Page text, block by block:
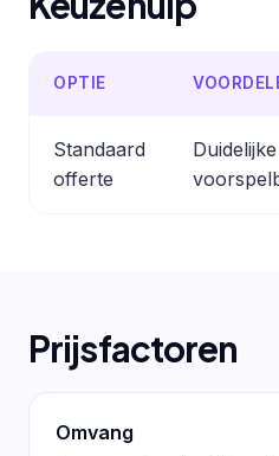
OPTIE
Standaard
offerte
Prijsfactoren
Omvang